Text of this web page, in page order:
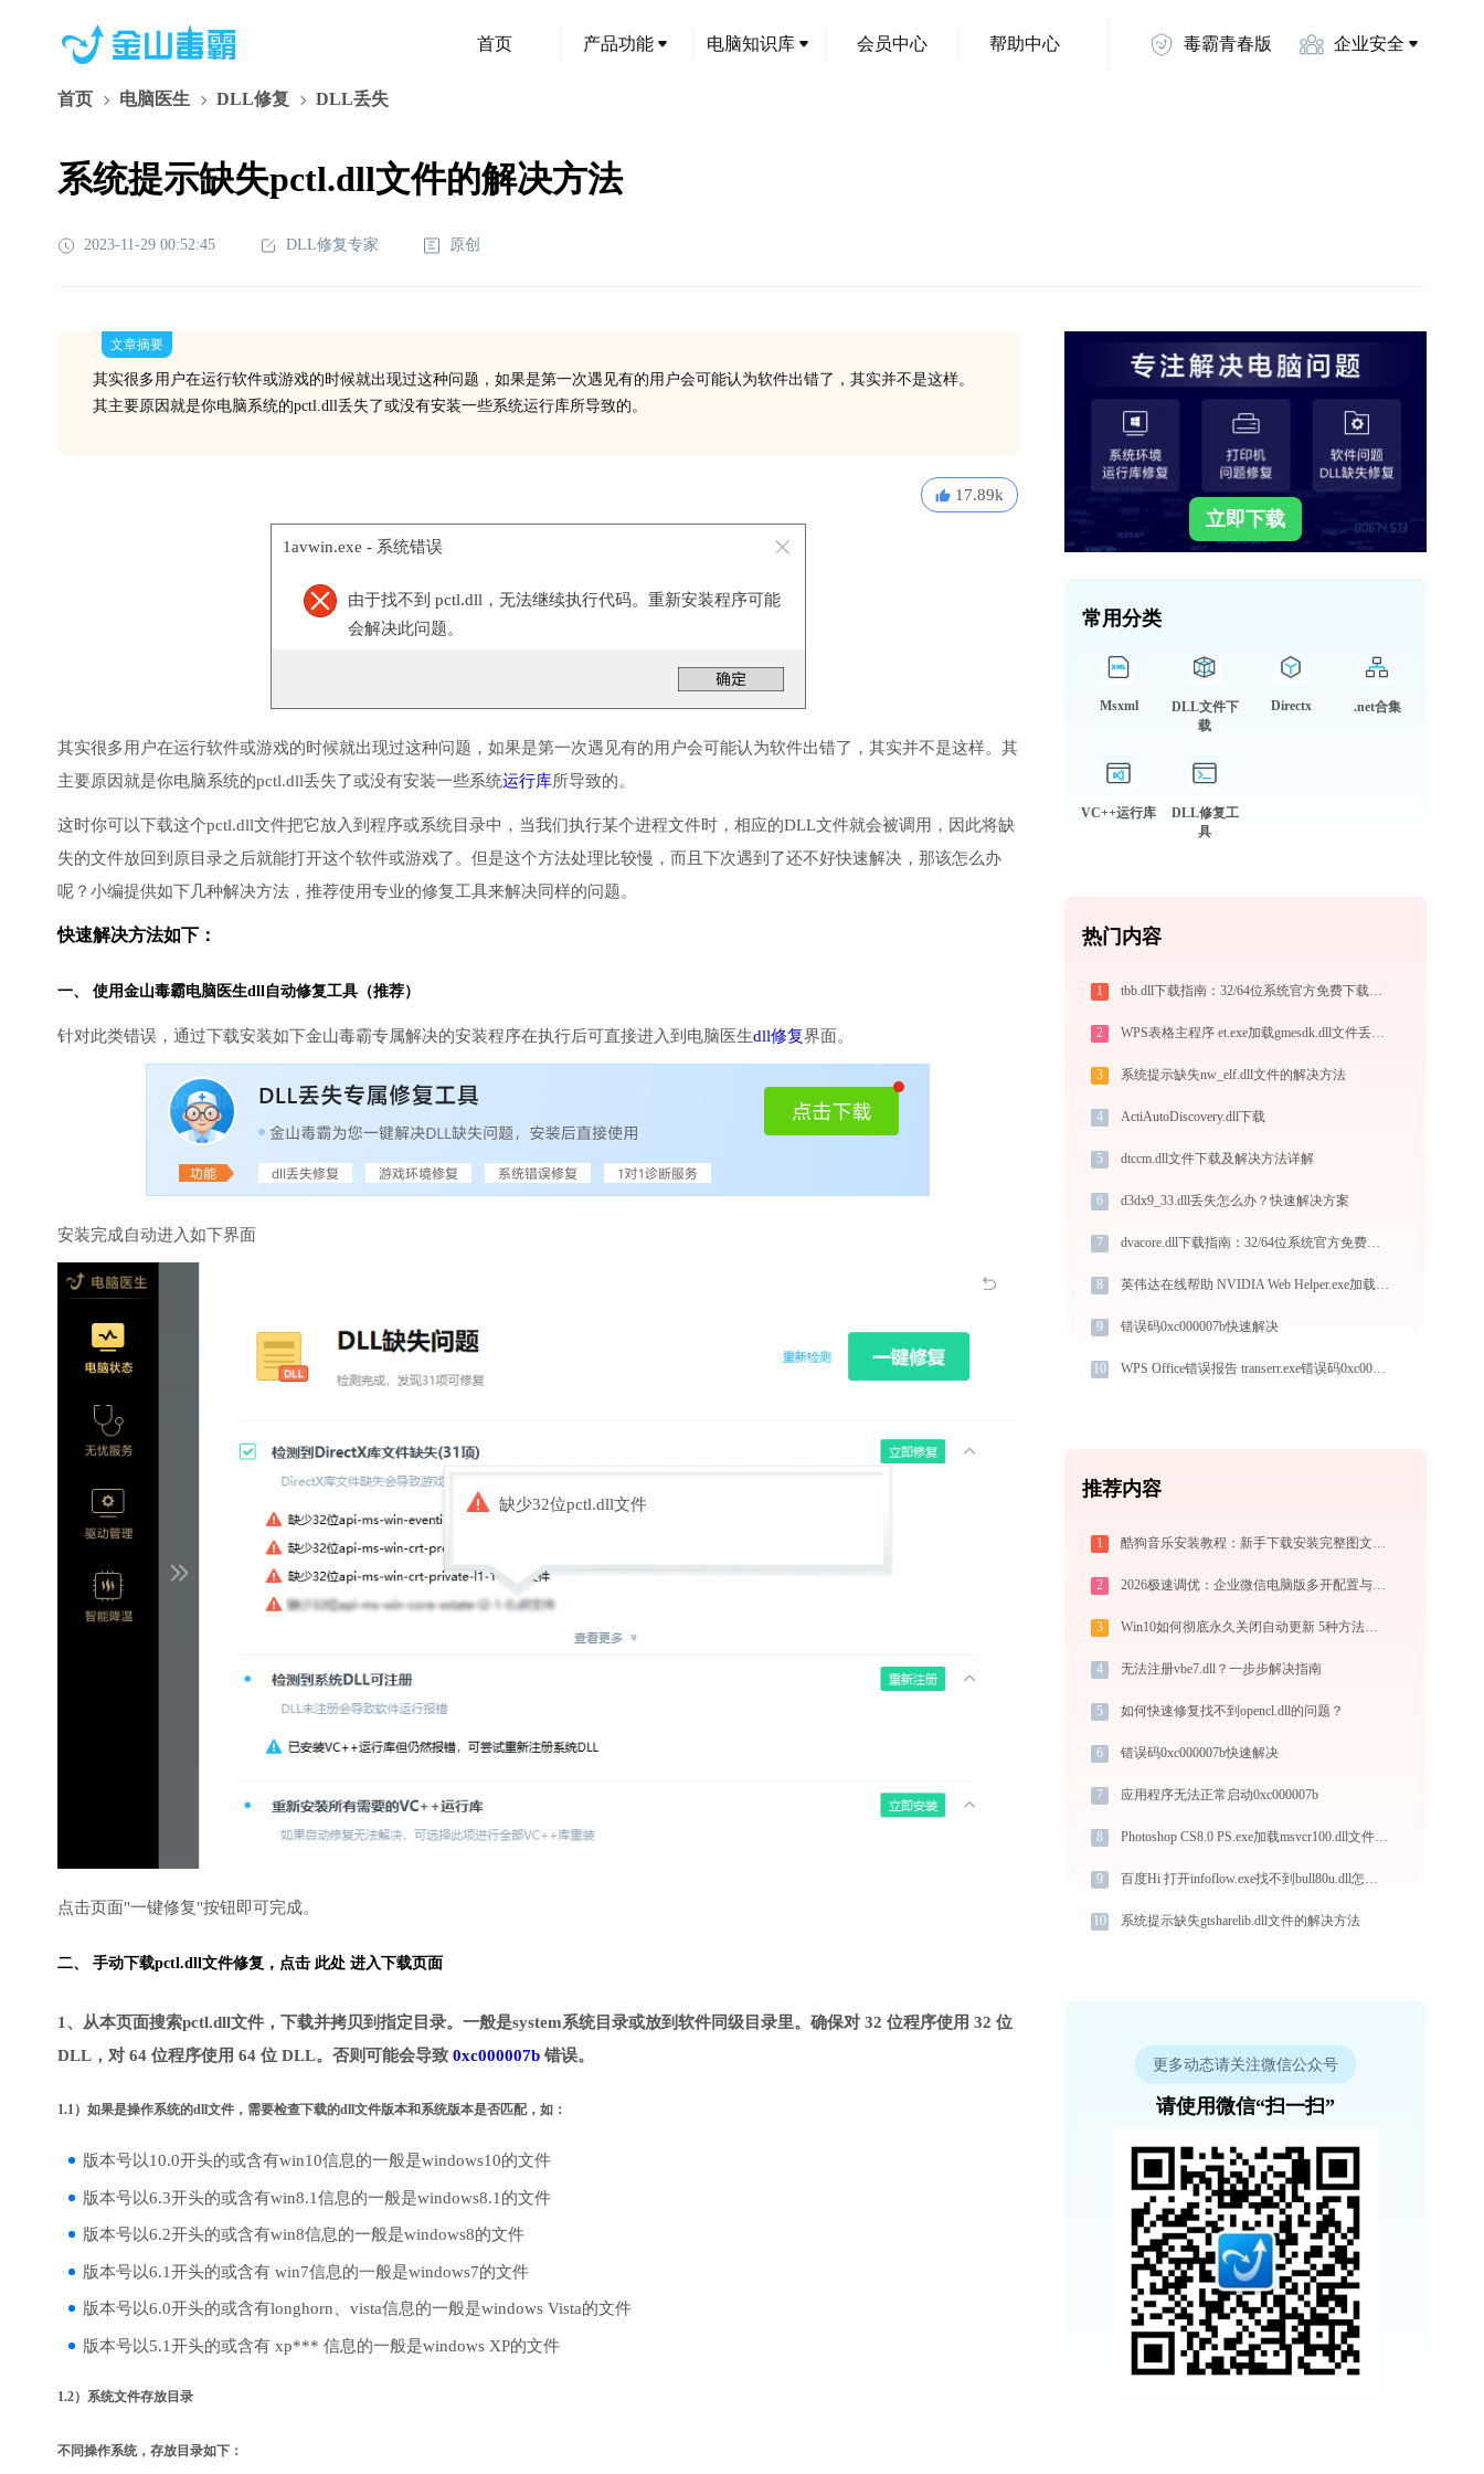
首页 产品功能 电脑知识库 会员中心 帮助中心 毒霸青春版 企业安全
首页 电脑医生 DLL修复 DLL丢失
系统提示缺失pctl.dll文件的解决方法
2023-11-29 00:52:45 DLL修复专家 原创
文章摘要
其实很多用户在运行软件或游戏的时候就出现过这种问题，如果是第一次遇见有的用户会可能认为软件出错了，其实并不是这样。
其主要原因就是你电脑系统的pctl.dll丢失了或没有安装一些系统运行库所导致的。
17.89k
1avwin.exe - 系统错误
由于找不到 pctl.dll，无法继续执行代码。重新安装程序可能
会解决此问题。
其实很多用户在运行软件或游戏的时候就出现过这种问题，如果是第一次遇见有的用户会可能认为软件出错了，其实并不是这样。其
主要原因就是你电脑系统的pctl.dll丢失了或没有安装一些系统运行库所导致的。
这时你可以下载这个pctl.dll文件把它放入到程序或系统目录中，当我们执行某个进程文件时，相应的DLL文件就会被调用，因此将缺
失的文件放回到原目录之后就能打开这个软件或游戏了。但是这个方法处理比较慢，而且下次遇到了还不好快速解决，那该怎么办
呢？小编提供如下几种解决方法，推荐使用专业的修复工具来解决同样的问题。
快速解决方法如下：
一、 使用金山毒霸电脑医生dll自动修复工具（推荐）
针对此类错误，通过下载安装如下金山毒霸专属解决的安装程序在执行后可直接进入到电脑医生dll修复界面。
安装完成自动进入如下界面
缺少32位pctl.dll文件
点击页面"一键修复"按钮即可完成。
二、 手动下载pctl.dll文件修复， 点击 此处 进入下载页面
1、从本页面搜索pctl.dll文件，下载并拷贝到指定目录。一般是system系统目录或放到软件同级目录里。确保对 32 位程序使用 32 位
DLL，对 64 位程序使用 64 位 DLL。否则可能会导致 0xc000007b 错误。
1.1）如果是操作系统的dll文件，需要检查下载的dll文件版本和系统版本是否匹配，如：
版本号以10.0开头的或含有win10信息的一般是windows10的文件
版本号以6.3开头的或含有win8.1信息的一般是windows8.1的文件
版本号以6.2开头的或含有win8信息的一般是windows8的文件
版本号以6.1开头的或含有 win7信息的一般是windows7的文件
版本号以6.0开头的或含有longhorn、vista信息的一般是windows Vista的文件
版本号以5.1开头的或含有 xp*** 信息的一般是windows XP的文件
1.2）系统文件存放目录
不同操作系统，存放目录如下：
立即下载
常用分类
Msxml
DLL文件下
载
Directx .net合集
VC++运行库
DLL修复工
具
热门内容
1 tbb.dll下载指南：32/64位系统官方免费下载及修复教程
2 WPS表格主程序 et.exe加载gmesdk.dll文件丢失处理办法
3 系统提示缺失nw_elf.dll文件的解决方法
4 ActiAutoDiscovery.dll下载
5 dtccm.dll文件下载及解决方法详解
6 d3dx9_33.dll丢失怎么办？快速解决方案
7 dvacore.dll下载指南：32/64位系统官方免费版DLL文件修复方案
8 英伟达在线帮助 NVIDIA Web Helper.exe加载libcrypto-1_1.dll文件丢失处理办法
9 错误码0xc000007b快速解决
10 WPS Office错误报告 transerr.exe错误码0xc000000d处理办法
推荐内容
1 酷狗音乐安装教程：新手下载安装完整图文步骤
2 2026极速调优：企业微信电脑版多开配置与系统瘦身指南，拒绝流氓捆绑
3 Win10如何彻底永久关闭自动更新 5种方法教你永久关闭win10自动更新
4 无法注册vbe7.dll？一步步解决指南
5 如何快速修复找不到opencl.dll的问题？
6 错误码0xc000007b快速解决
7 应用程序无法正常启动0xc000007b
8 Photoshop CS8.0 PS.exe加载msvcr100.dll文件丢失处理办法
9 百度Hi 打开infoflow.exe找不到bull80u.dll怎么办
10 系统提示缺失gtsharelib.dll文件的解决方法
更多动态请关注微信公众号
请使用微信“扫一扫”